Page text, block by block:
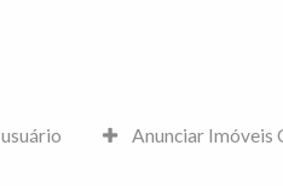
Anunciar Imóveis